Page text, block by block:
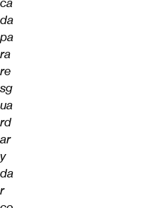
ca
da
pa
ra
re
sg
ua
rd
ar
y
da
r